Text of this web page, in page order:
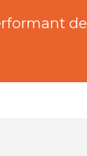
de